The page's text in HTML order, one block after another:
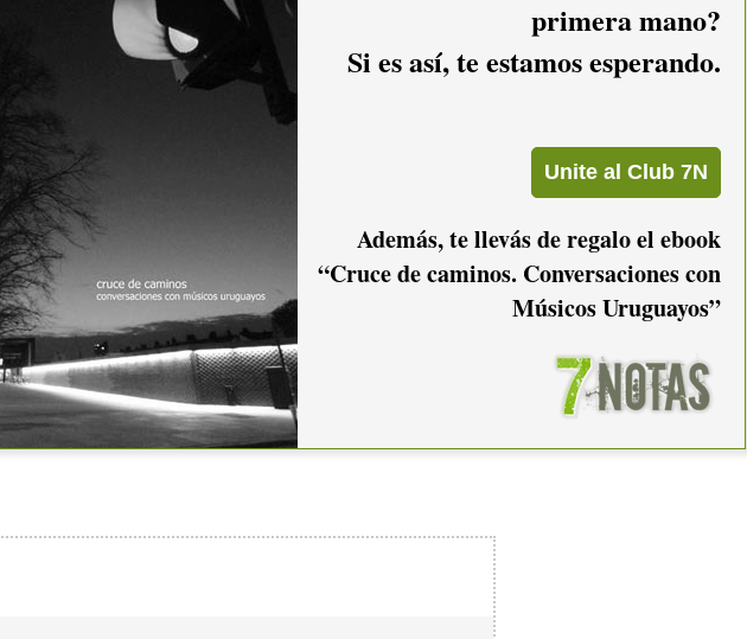
de menor excitación, lo que no significa un descenso de
el tiempo, y eso se reflejó en un auditorio satisfecho. Lo que
de fuerza, fueron los intervalos entre tema y tema, que se
buscó comunicarse con el público sin mucho éxito, ya
y acordes finales de alguna canción. Por otra parte, problemas
la función, a lo que Rodrigo se excusó con un: “siempre se
arranque al motor.
pie a muchos en la Sala: dos de ellos no dejaron de agitar
Este tema volvió a ser ejecutado por la banda
), como cierre triunfal. Una bandera que revelaba:
y que había encontrado un lugar junto a la batería, abrazó a
el éxito de la presentación, agradeció infinitas veces a sus
por salvar la distancia que los une en cada ritual
primera mano?
Si es así, te estamos esperando.
Además, te llevás de regalo el ebook
“Cruce de caminos. Conversaciones con
Músicos Uruguayos”